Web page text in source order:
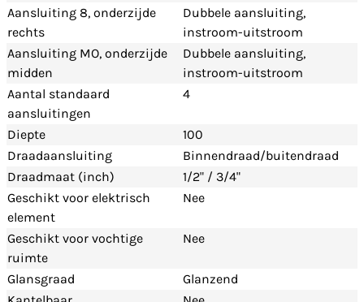
Aansluiting 8, onderzijde
rechts
Dubbele aansluiting,
instroom-uitstroom
Aansluiting MO, onderzijde
midden
Dubbele aansluiting,
instroom-uitstroom
Aantal standaard
aansluitingen
4
Diepte
100
Draadaansluiting
Binnendraad/buitendraad
Draadmaat (inch)
1/2" / 3/4"
Geschikt voor elektrisch
element
Nee
Geschikt voor vochtige
ruimte
Nee
Glansgraad
Glanzend